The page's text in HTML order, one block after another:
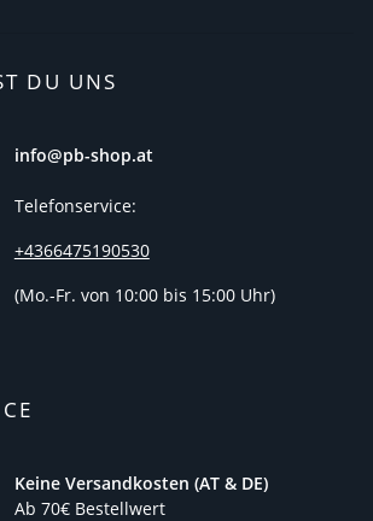
DU UNS
info@pb-shop.at
Telefonservice:
+4366475190530
(Mo.-Fr. von 10:00 bis 15:00 Uhr)
Keine Versandkosten (AT & DE)
Ab 70€ Bestellwert